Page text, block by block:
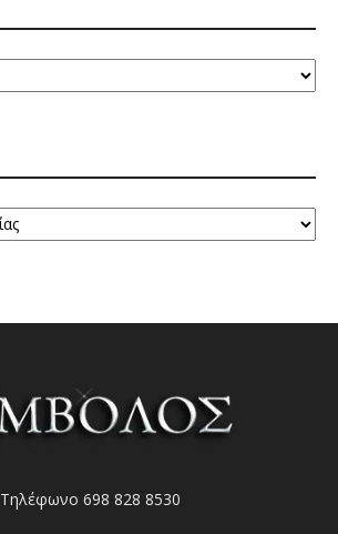
Τηλέφωνο 698 828 8530